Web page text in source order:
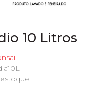
10 Litros